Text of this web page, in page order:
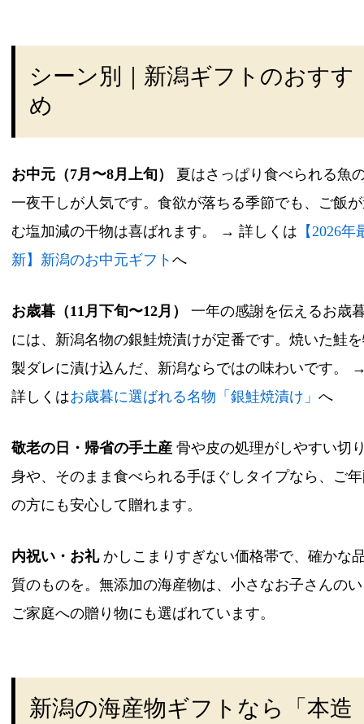
シーン別｜新潟ギフトのおすす
め
お中元（7月〜8月上旬）
夏はさっぱり食べられる魚
一夜干しが人気です。食欲が落ちる季節でも、ご飯
む塩加減の干物は喜ばれます。 → 詳しくは 【2026年
新】新潟のお中元ギフトへ
お歳暮（11月下旬〜12月）
一年の感謝を伝えるお歳
には、新潟名物の銀鮭焼漬けが定番です。焼いた鮭
製ダレに漬け込んだ、新潟ならではの味わいです。
詳しくはお歳暮に選ばれる名物「銀鮭焼漬け」へ
敬老の日・帰省の手土産 骨や皮の処理がしやすい切
身や、そのまま食べられる手ほぐしタイプなら、ご
の方にも安心して贈れます。
内祝い・お礼かしこまりすぎない価格帯で、確かな
質のものを。無添加の海産物は、小さなお子さんの
ご家庭への贈り物にも選ばれています。
新潟の海産物ギフトなら「本造